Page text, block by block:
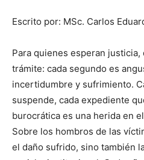
Escrito por: MSc. Carlos
Para quienes esperan
trámite: cada segundo es
incertidumbre y sufrimiento.
suspende, cada expediente
burocrática es una herida en
Sobre los hombros de las
el daño sufrido, sino también